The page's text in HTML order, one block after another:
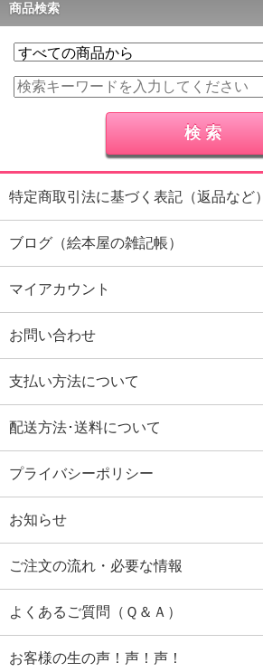
商品検索
特定商取引法に基づく表記（返品など）
ブログ（絵本屋の雑記帳）
マイアカウント
お問い合わせ
支払い方法について
配送方法･送料について
プライバシーポリシー
お知らせ
ご注文の流れ・必要な情報
よくあるご質問（Ｑ＆Ａ）
お客様の生の声！声！声！